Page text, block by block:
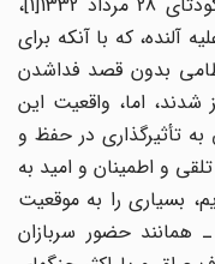
که با آنکه برای
بدون قصد فداشدن
اما، واقعیت این
تأثیرگذاری در حفظ و
و اطمینان و امید به
را به موقعیت
حضور سربازان